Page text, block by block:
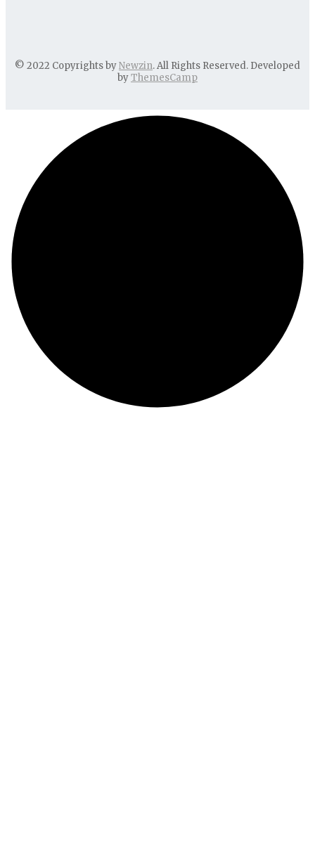
© 2022 Copyrights byNewzin. All Rights Reserved. Developed
byThemesCamp